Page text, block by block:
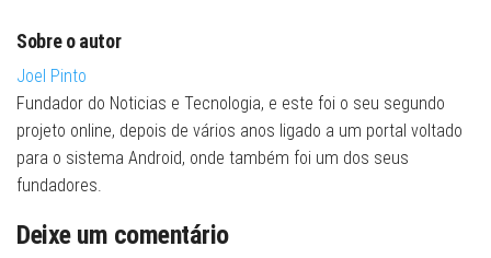
Sobre o autor
Joel Pinto
Fundador do Noticias e Tecnologia, e este foi o seu segundo
projeto online, depois de vários anos ligado a um portal voltado
para o sistema Android, onde também foi um dos seus
fundadores.
Deixe um comentário